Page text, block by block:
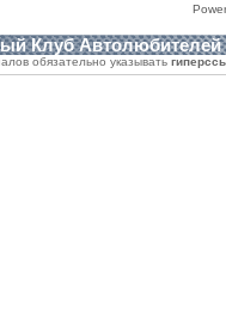
Клуб Автолюбителей
обязательно указывать